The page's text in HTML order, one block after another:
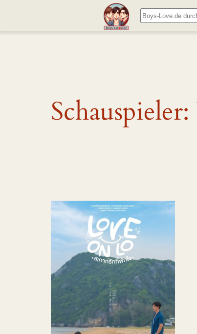
Suchen
Schauspieler: